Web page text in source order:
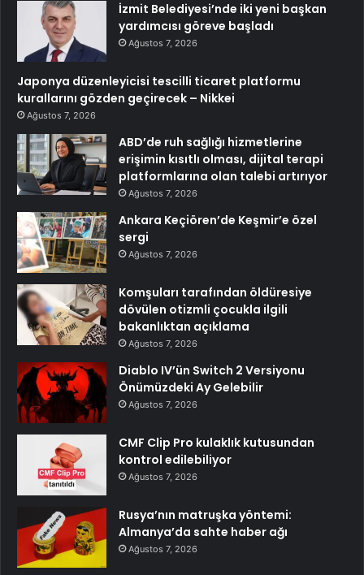
İzmit Belediyesi’nde iki yeni başkan
yardımcısı göreve başladı
Ağustos 7, 2026
Japonya düzenleyicisi tescilli ticaret platformu
kurallarını gözden geçirecek – Nikkei
Ağustos 7, 2026
ABD’de ruh sağlığı hizmetlerine
erişimin kısıtlı olması, dijital terapi
platformlarına olan talebi artırıyor
Ağustos 7, 2026
Ankara Keçiören’de Keşmir’e özel
sergi
Ağustos 7, 2026
Komşuları tarafından öldüresiye
dövülen otizmli çocukla ilgili
bakanlıktan açıklama
Ağustos 7, 2026
Diablo IV’ün Switch 2 Versiyonu
Önümüzdeki Ay Gelebilir
Ağustos 7, 2026
CMF Clip Pro kulaklık kutusundan
kontrol edilebiliyor
Ağustos 7, 2026
Rusya’nın matruşka yöntemi:
Almanya’da sahte haber ağı
Ağustos 7, 2026